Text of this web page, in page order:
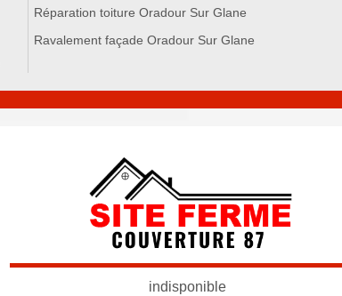
Réparation toiture Oradour Sur Glane
Ravalement façade Oradour Sur Glane
indisponible